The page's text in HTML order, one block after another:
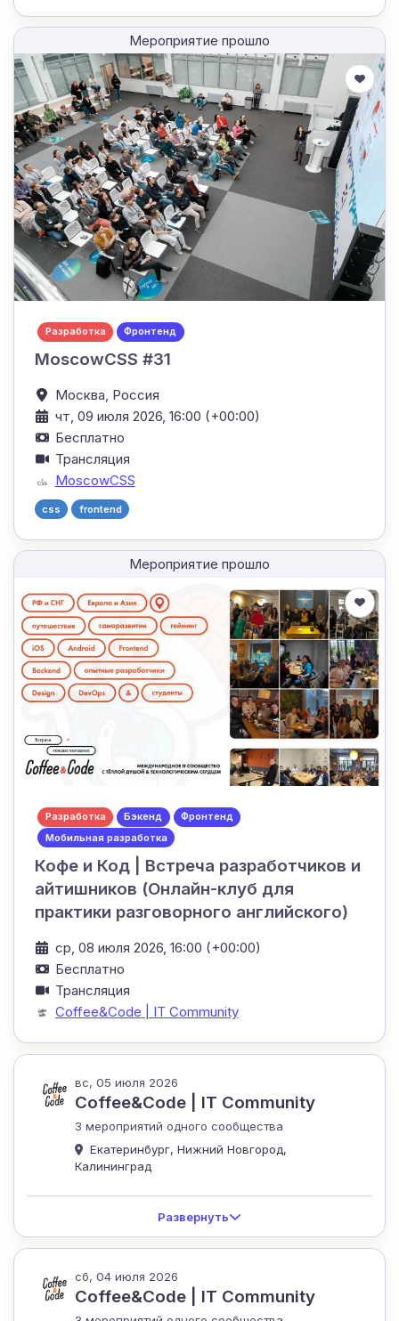
Мероприятие прошло
Разработка Фронтенд
MoscowCSS #31
Москва, Россия
чт, 09 июля 2026, 16:00 (+00:00)
Бесплатно
Трансляция
MoscowCSS
css frontend
Мероприятие прошло
Разработка Бэкенд
Фронтенд
Мобильная разработка
Кофе и Код | Встреча разработчиков и
айтишников (Онлайн-клуб для
практики разговорного английского)
ср, 08 июля 2026, 16:00 (+00:00)
Бесплатно
Трансляция
Coffee&Code | IT Community
вс, 05 июля 2026
Coffee&Code | IT Community
3 мероприятий одного сообщества
Екатеринбург, Нижний Новгород,
Калининград
Развернуть
сб, 04 июля 2026
Coffee&Code | IT Community